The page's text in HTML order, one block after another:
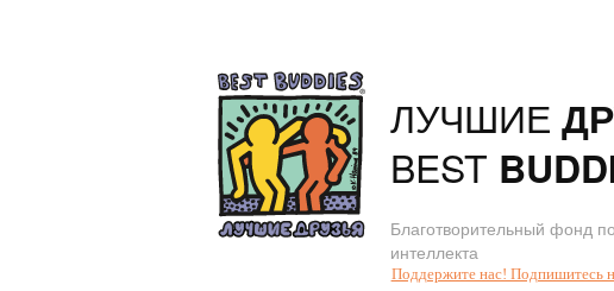
к
содержанию
ЛУЧШИЕ
BEST
Благотворительный фонд
интеллекта
Поддержите нас! Подпишитесь